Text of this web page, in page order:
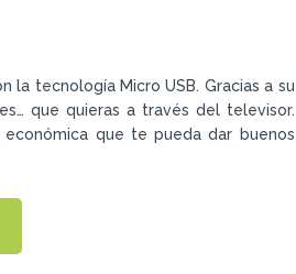
la tecnología Micro USB. Gracias a su
que quieras a través del televisor.
que te pueda dar buenos